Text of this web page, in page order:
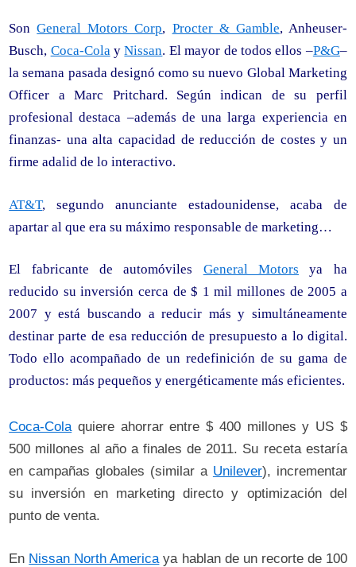
SonGeneral Motors Corp, Procter & Gamble, Anheuser-
Busch, Coca-ColayNissan. El mayor de todos ellos –P&G–
la semana pasada designó como su nuevo Global Marketing
Officer a Marc Pritchard. Según indican de su perfil
profesional destaca –además de una larga experiencia en
finanzas- una alta capacidad de reducción de costes y un
firme adalid de lo interactivo.
AT&T, segundo anunciante estadounidense, acaba de
apartar al que era su máximo responsable de marketing…
El fabricante de automóviles General Motors ya ha
reducido su inversión cerca de $ 1 mil millones de 2005 a
2007 y está buscando a reducir más y simultáneamente
destinar parte de esa reducción de presupuesto a lo digital.
Todo ello acompañado de un redefinición de su gama de
productos: más pequeños y energéticamente más eficientes.
Coca-Colaquiere ahorrar entre $ 400 millones y US $
500 millones al año a finales de 2011. Su receta estaría
en campañas globales (similar a Unilever), incrementar
su inversión en marketing directo y optimización del
punto de venta.
En Nissan North America ya hablan de un recorte de 100